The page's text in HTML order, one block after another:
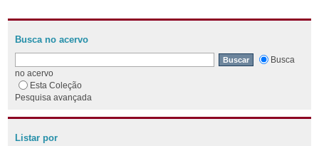
Busca no acervo
Busca
no acervo
Esta Coleção
Pesquisa avançada
Listar por